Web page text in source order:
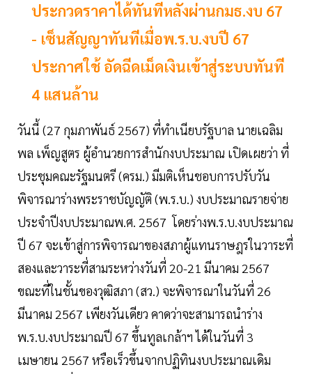
ประกวดราคาได้ทันทีหลังผ่านกมธ.งบ 67
- เซ็นสัญญาทันทีเมื่อพ.ร.บ.งบปี 67
ประกาศใช้ อัดฉีดเม็ดเงินเข้าสู่ระบบทันที
4 แสนล้าน
วันนี้ (27 กุมภาพันธ์ 2567) ที่ทำเนียบรัฐบาล นายเฉลิม
พล เพ็ญสูตร ผู้อำนวยการสำนักงบประมาณ เปิดเผยว่า ที่
ประชุมคณะรัฐมนตรี (ครม.) มีมติเห็นชอบการปรับวัน
พิจารณาร่างพระราชบัญญัติ (พ.ร.บ.) งบประมาณรายจ่าย
ประจำปีงบประมาณพ.ศ. 2567 โดยร่างพ.ร.บ.งบประมาณ
ปี 67 จะเข้าสู่การพิจารณาของสภาผู้แทนราษฎรในวาระที่
สองและวาระที่สามระหว่างวันที่ 20-21 มีนาคม 2567
ขณะที่ในชั้นของวุฒิสภา (สว.) จะพิจารณาในวันที่ 26
มีนาคม 2567 เพียงวันเดียว คาดว่าจะสามารถนำร่าง
พ.ร.บ.งบประมาณปี 67 ขึ้นทูลเกล้าฯ ได้ในวันที่ 3
เมษายน 2567 หรือเร็วขึ้นจากปฏิทินงบประมาณเดิม